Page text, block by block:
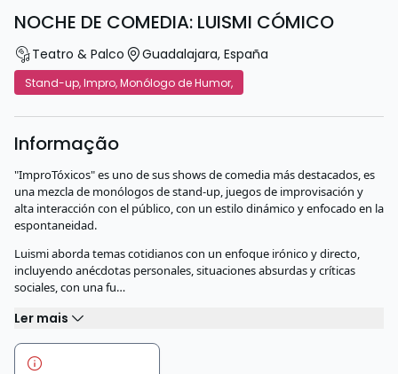
NOCHE DE COMEDIA: LUISMI CÓMICO
Teatro & Palco Guadalajara, España
Stand-up, Impro, Monólogo de Humor,
Informação
"ImproTóxicos" es uno de sus shows de comedia más destacados, es
una mezcla de monólogos de stand-up, juegos de improvisación y
alta interacción con el público, con un estilo dinámico y enfocado en la
espontaneidad.
Luismi aborda temas cotidianos con un enfoque irónico y directo,
incluyendo anécdotas personales, situaciones absurdas y críticas
sociales, con una fu…
Ler mais